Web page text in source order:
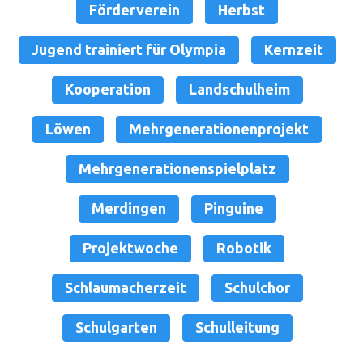
Förderverein Herbst
Jugend trainiert für Olympia Kernzeit
Kooperation Landschulheim
Löwen Mehrgenerationenprojekt
Mehrgenerationenspielplatz
Merdingen Pinguine
Projektwoche Robotik
Schlaumacherzeit Schulchor
Schulgarten Schulleitung